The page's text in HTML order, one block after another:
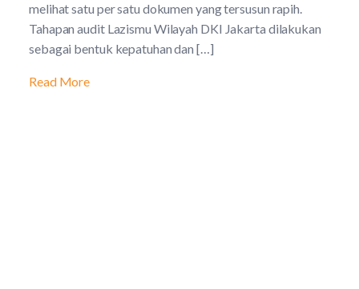
melihat satu per satu dokumen yang tersusun rapih.
Tahapan audit Lazismu Wilayah DKI Jakarta dilakukan
sebagai bentuk kepatuhan dan […]
Read More